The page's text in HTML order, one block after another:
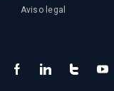
Aviso legal